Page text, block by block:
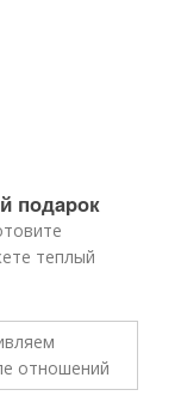
пoдapoк
тeплый